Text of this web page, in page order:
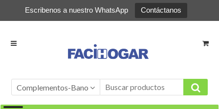
Escribenos a nuestro WhatsApp Contáctanos
Ir
Ir
Complementos-Bano